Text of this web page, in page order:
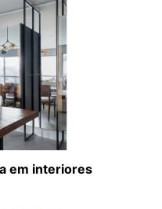
em interiores